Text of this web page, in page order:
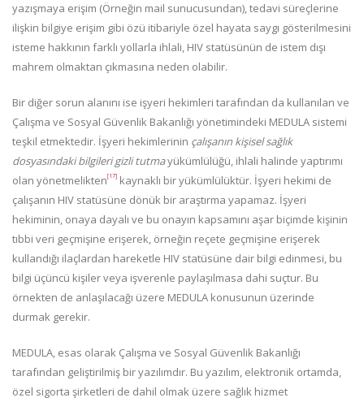
yazışmaya erişim (Örneğin mail sunucusundan), tedavi süreçlerine
ilişkin bilgiye erişim gibi özü itibariyle özel hayata saygı gösterilmesini
isteme hakkının farklı yollarla ihlali, HIV statüsünün de istem dışı
mahrem olmaktan çıkmasına neden olabilir.
Bir diğer sorun alanını ise işyeri hekimleri tarafından da kullanılan ve
Çalışma ve Sosyal Güvenlik Bakanlığı yönetimindeki MEDULA sistemi
teşkil etmektedir. İşyeri hekimlerinin çalışanın kişisel sağlık
dosyasındaki bilgileri gizli tutmayükümlülüğü, ihlali halinde yaptırımı
olan yönetmelikten[17] kaynaklı bir yükümlülüktür. İşyeri hekimi de
çalışanın HIV statüsüne dönük bir araştırma yapamaz. İşyeri
hekiminin, onaya dayalı ve bu onayın kapsamını aşar biçimde kişinin
tıbbi veri geçmişine erişerek, örneğin reçete geçmişine erişerek
kullandığı ilaçlardan hareketle HIV statüsüne dair bilgi edinmesi, bu
bilgi üçüncü kişiler veya işverenle paylaşılmasa dahi suçtur. Bu
örnekten de anlaşılacağı üzere MEDULA konusunun üzerinde
durmak gerekir.
MEDULA, esas olarak Çalışma ve Sosyal Güvenlik Bakanlığı
tarafından geliştirilmiş bir yazılımdır. Bu yazılım, elektronik ortamda,
özel sigorta şirketleri de dahil olmak üzere sağlık hizmet